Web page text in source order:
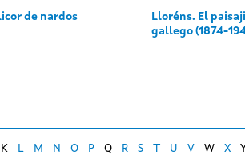
de nardos
Lloréns. El
gallego (1874-
K L M N O P Q R S T U V W X